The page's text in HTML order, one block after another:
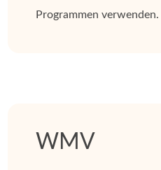
Programmen verwenden.
WMV